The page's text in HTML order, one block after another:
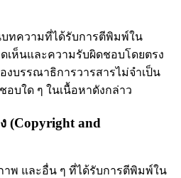
ทความที่ได้รับการตีพิมพ์ใน
เห็นและความรับผิดชอบโดยตรง
บรรณาธิการวารสารไม่จำเป็น
อบใด ๆ ในเนื้อหาดังกล่าว
(Copyright and
พ และอื่น ๆ ที่ได้รับการตีพิมพ์ใน